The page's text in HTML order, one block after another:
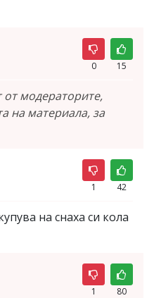
0 15
модераторите,
на материала, за
1 42
на снаха си кола
1 80